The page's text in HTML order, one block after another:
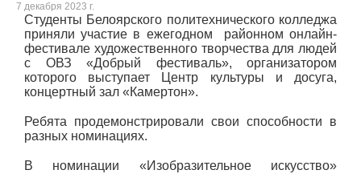
7 декабря 2023 г.
Студенты Белоярского политехнического колледжа
приняли участие в ежегодном районном онлайн-
фестивале художественного творчества для людей
с ОВЗ «Добрый фестиваль», организатором
которого выступает Центр культуры и досуга,
концертный зал «Камертон».
Ребята продемонстрировали свои способности в
разных номинациях.
В номинации «Изобразительное искусство»